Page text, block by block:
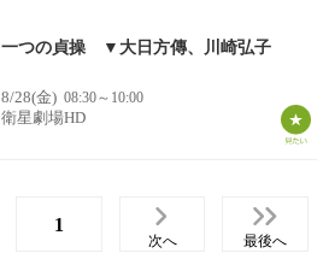
一つの貞操 ▼大日方傳、川崎弘子
8/28(金) 08:30～10:00
衛星劇場HD
1
次へ 最後へ